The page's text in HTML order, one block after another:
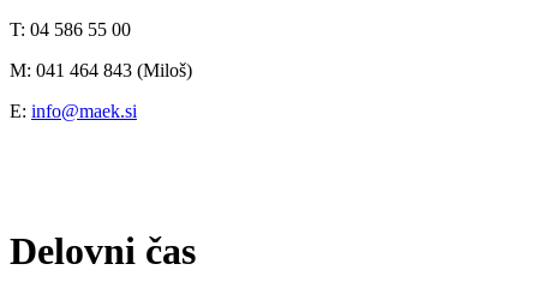
T: 04 586 55 00
M: 041 464 843 (Miloš)
E: info@maek.si
Delovni čas